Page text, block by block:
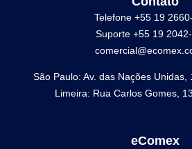
Telefone +55 19
Suporte +55 19
São Paulo: Av. das Nações Unidas,
Limeira: Rua Carlos Gomes,
eComex